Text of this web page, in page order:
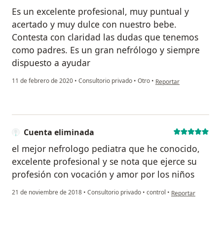
Es un excelente profesional, muy puntual y
acertado y muy dulce con nuestro bebe.
Contesta con claridad las dudas que tenemos
como padres. Es un gran nefrólogo y siempre
dispuesto a ayudar
11 de febrero de 2020 • Consultorio privado • Otro • en opinión del usuario
Reportar
Cuenta eliminada
el mejor nefrologo pediatra que he conocido,
excelente profesional y se nota que ejerce su
profesión con vocación y amor por los niños
21 de noviembre de 2018 • Consultorio privado • control • en opinión del
Reportar